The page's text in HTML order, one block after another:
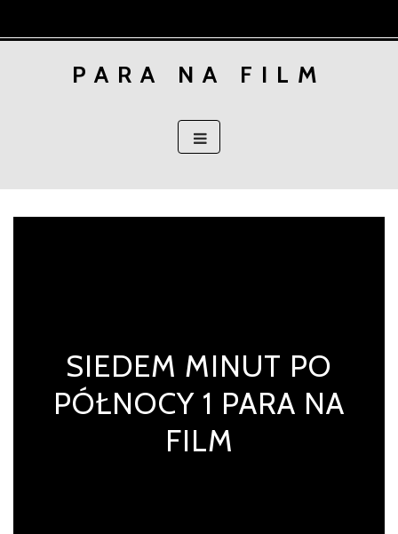
to
PARA NA FILM
SIEDEM MINUT PO
PÓŁNOCY 1 PARA NA
FILM